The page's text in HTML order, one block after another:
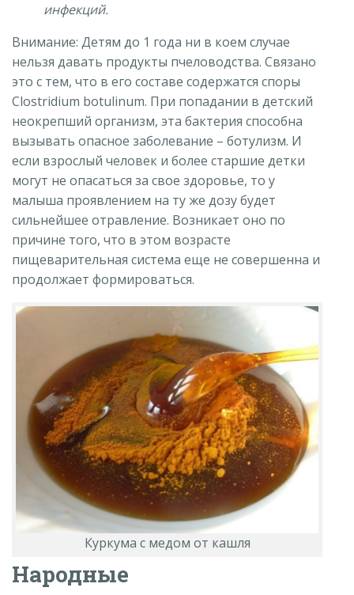
инфекций.
Внимание: Детям до 1 года ни в коем случае
нельзя давать продукты пчеловодства. Связано
это с тем, что в его составе содержатся споры
Clostridium botulinum. При попадании в детский
неокрепший организм, эта бактерия способна
вызывать опасное заболевание – ботулизм. И
если взрослый человек и более старшие детки
могут не опасаться за свое здоровье, то у
малыша проявлением на ту же дозу будет
сильнейшее отравление. Возникает оно по
причине того, что в этом возрасте
пищеварительная система еще не совершенна и
продолжает формироваться.
Куркума с медом от кашля
Народные